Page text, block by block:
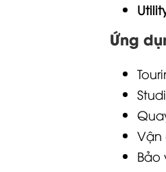
Ứng
Vận
Bảo